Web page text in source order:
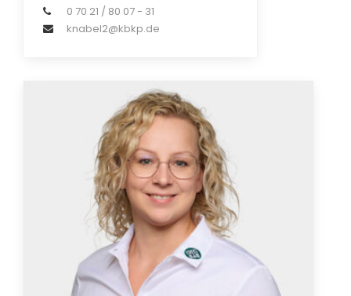
0 70 21 / 80 07 - 31
knabel2@kbkp.de